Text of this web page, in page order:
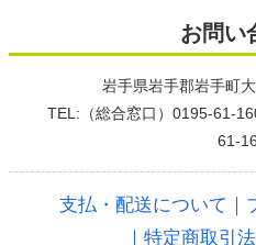
お問い
岩手県岩手郡岩手町
TEL:（総合窓口）0195-61-
61-
支払・配送について
｜特定商取引